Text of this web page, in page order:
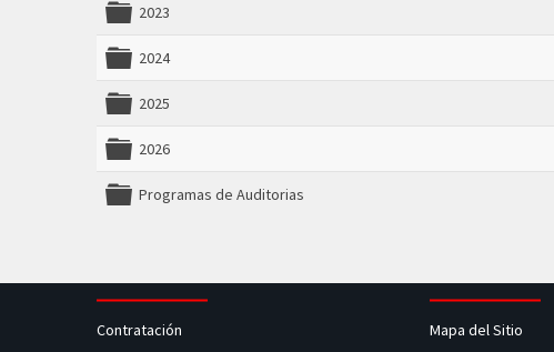
2023
2024
2025
2026
Programas de Auditorias
Contratación
Mapa del Sitio